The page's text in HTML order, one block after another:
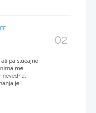
pa slučajno
me
nevedna.
je
02